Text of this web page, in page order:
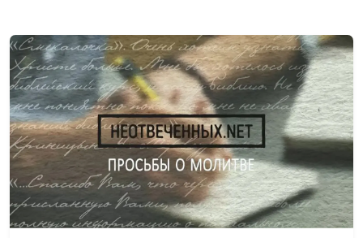
Мы молимся вместе 12 #12
Мы молимся вместе 11 #11
Мы молимся вместе 10 #10
Мы молимся вместе 9 #9
Мы молимся вместе 8 #8
Мы молимся вместе 7 #7